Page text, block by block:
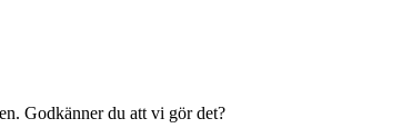
Godkänner du att vi gör det?